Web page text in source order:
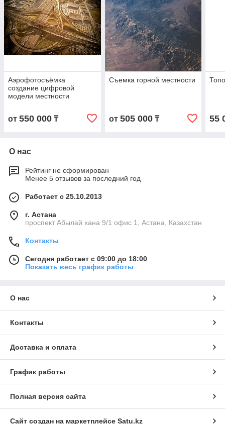
Аэрофотосъёмка
создание цифровой
модели местности
от 550 000 ₸
Съемка горной местности
от 505 000₸ 55
О нас
Рейтинг не сформирован
Менее 5 отзывов за последний год
Работает с 25.10.2013
г. Астана
проспект Абылай хана 9/1 офис 1, Астана, Казахстан
Контакты
Сегодня работает с 09:00 до 18:00
Показать весь график работы
О нас
Контакты
Доставка и оплата
График работы
Полная версия сайта
Сайт создан на маркетплейсе Satu.kz